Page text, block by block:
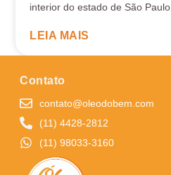
interior do estado de São Paulo.
LEIA MAIS
Contato
contato@oleodobem.com
(11) 4428-2812
(11) 98033-3160